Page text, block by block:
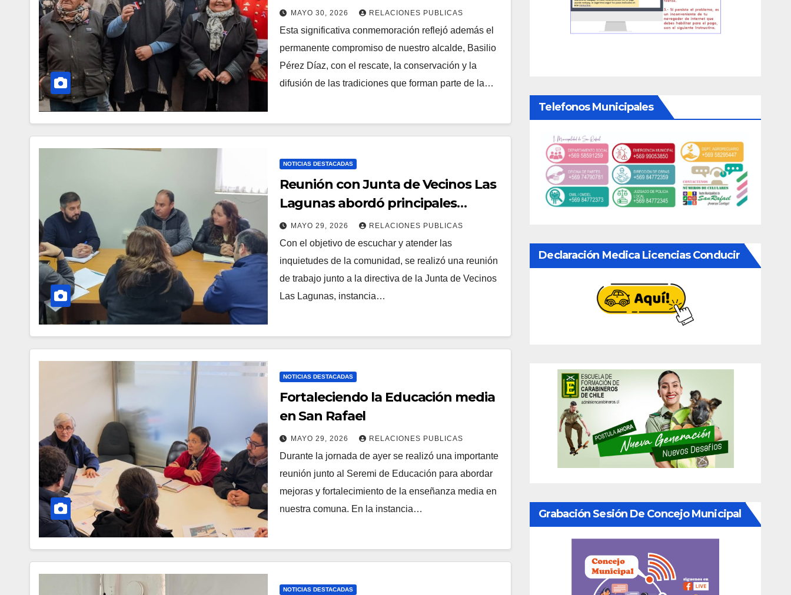
Cultural, en una jornada marcada
por la historia, las tradiciones y el
entusiasmo con que vecinos,
familias y visitantes participaron
de cada una de las actividades
MAYO 30, 2026 RELACIONES PUBLICAS
Esta significativa conmemoración reflejó además el
permanente compromiso de nuestro alcalde, Basilio
Pérez Díaz, con el rescate, la conservación y la
difusión de las tradiciones que forman parte de la…
NOTICIAS DESTACADAS
Reunión con Junta de Vecinos Las
Lagunas abordó principales
necesidades del sector
MAYO 29, 2026 RELACIONES PUBLICAS
Con el objetivo de escuchar y atender las
inquietudes de la comunidad, se realizó una reunión
de trabajo junto a la directiva de la Junta de Vecinos
Las Lagunas, instancia…
NOTICIAS DESTACADAS
Fortaleciendo la Educación media
en San Rafael
MAYO 29, 2026 RELACIONES PUBLICAS
Durante la jornada de ayer se realizó una importante
reunión junto al Seremi de Educación para abordar
mejoras y fortalecimiento de la enseñanza media en
nuestra comuna. En la instancia…
NOTICIAS DESTACADAS
Telefonos Municipales
Declaración Medica Licencias Conducir
Grabación Sesión De Concejo Municipal